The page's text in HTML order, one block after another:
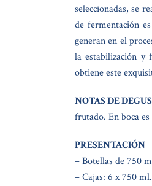
seleccionadas, se
de fermentación
generan en el
la estabilización y
obtiene este
NOTAS DE
frutado. En boca
PRESENTACIÓN
– Botellas de 750
– Cajas: 6 x 750 ml.